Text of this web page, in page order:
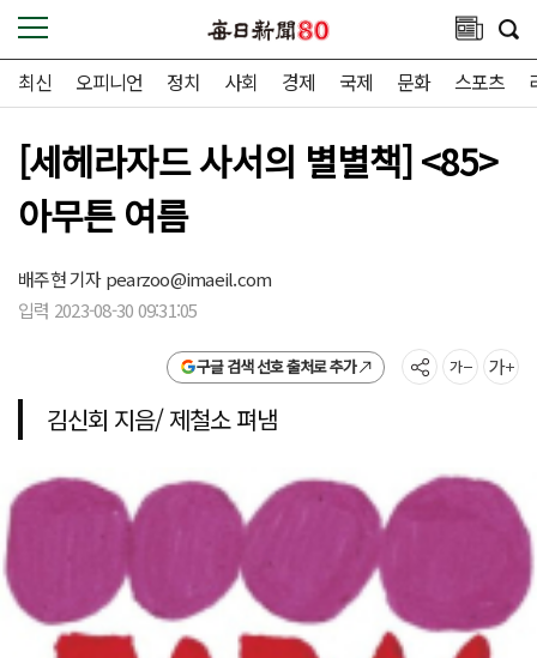
최신 오피니언 정치 사회 경제 국제 문화 스포츠
[세헤라자드 사서의 별별책] <85>
아무튼 여름
배주현 기자pearzoo@imaeil.com
입력 2023-08-30 09:31:05
구글 검색 선호 출처로 추가
김신회 지음/ 제철소 펴냄